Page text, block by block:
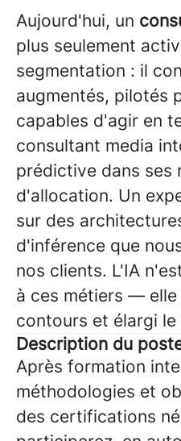
Aujourd'hui, un
plus seulement
segmentation : il
augmentés, pilotés
capables d'agir en
consultant media
prédictive dans ses
d'allocation. Un
sur des
d'inférence que
nos clients. L'IA
à ces métiers — elle
contours et élargi
Description du
Après formation
méthodologies et
des certifications